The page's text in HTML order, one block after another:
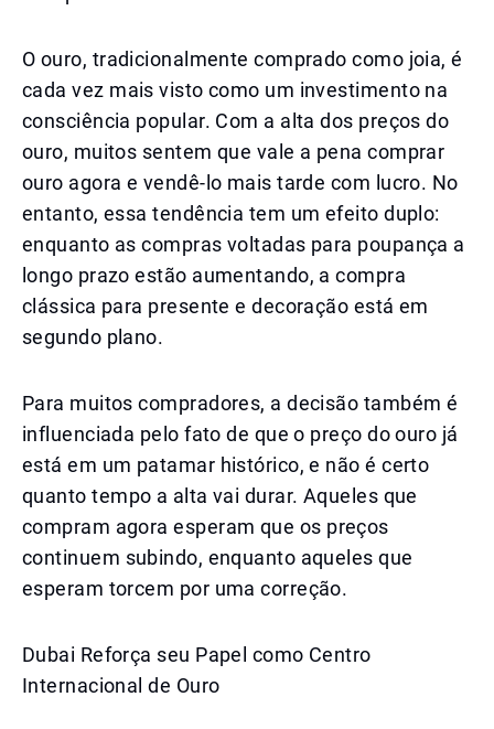
O ouro, tradicionalmente comprado como joia, é
cada vez mais visto como um investimento na
consciência popular. Com a alta dos preços do
ouro, muitos sentem que vale a pena comprar
ouro agora e vendê-lo mais tarde com lucro. No
entanto, essa tendência tem um efeito duplo:
enquanto as compras voltadas para poupança a
longo prazo estão aumentando, a compra
clássica para presente e decoração está em
segundo plano.
Para muitos compradores, a decisão também é
influenciada pelo fato de que o preço do ouro já
está em um patamar histórico, e não é certo
quanto tempo a alta vai durar. Aqueles que
compram agora esperam que os preços
continuem subindo, enquanto aqueles que
esperam torcem por uma correção.
Dubai Reforça seu Papel como Centro
Internacional de Ouro